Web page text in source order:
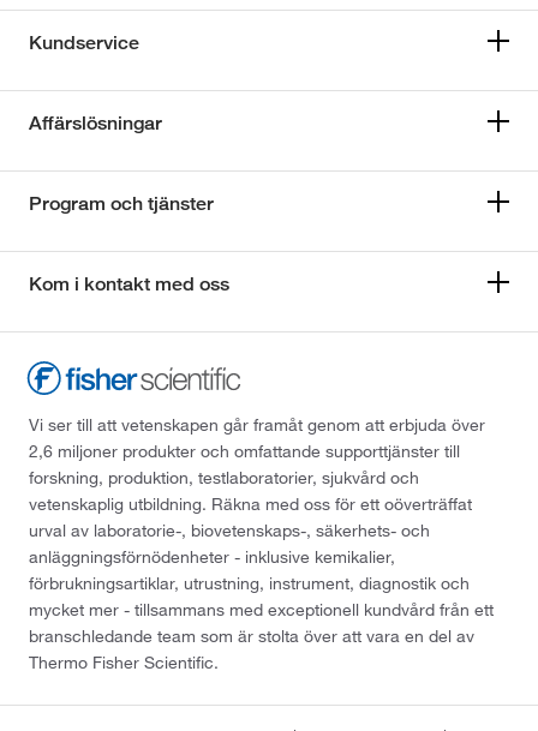
Kundservice
Affärslösningar
Program och tjänster
Kom i kontakt med oss
Vi ser till att vetenskapen går framåt genom att erbjuda över
2,6 miljoner produkter och omfattande supporttjänster till
forskning, produktion, testlaboratorier, sjukvård och
vetenskaplig utbildning. Räkna med oss för ett oöverträffat
urval av laboratorie-, biovetenskaps-, säkerhets- och
anläggningsförnödenheter - inklusive kemikalier,
förbrukningsartiklar, utrustning, instrument, diagnostik och
mycket mer - tillsammans med exceptionell kundvård från ett
branschledande team som är stolta över att vara en del av
Thermo Fisher Scientific.